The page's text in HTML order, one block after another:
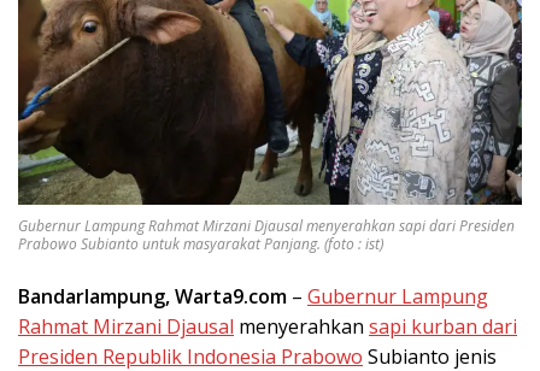
Gubernur Lampung Rahmat Mirzani Djausal menyerahkan sapi dari Presiden
Prabowo Subianto untuk masyarakat Panjang. (foto : ist)
Bandarlampung, Warta9.com – Gubernur Lampung
Rahmat Mirzani Djausal menyerahkan sapi kurban dari
Presiden Republik Indonesia Prabowo Subianto jenis